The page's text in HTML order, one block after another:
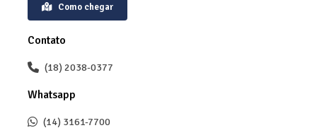
Como chegar
Contato
(18) 2038-0377
Whatsapp
(14) 3161-7700